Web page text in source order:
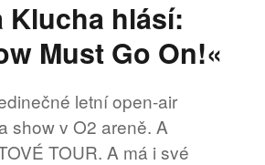
se
18
otevírá
divákům
Klucha hlásí:
Must Go On!«
letní open-air
show v O2 areně. A
TOUR. A má i své